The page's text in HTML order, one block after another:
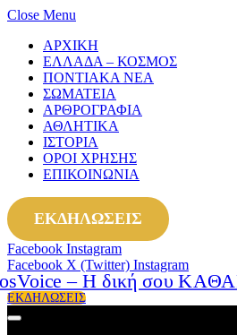
Close Menu
ΑΡΧΙΚΗ
ΕΛΛΑΔΑ – ΚΟΣΜΟΣ
ΠΟΝΤΙΑΚΑ ΝΕΑ
ΣΩΜΑΤΕΙΑ
ΑΡΘΡΟΓΡΑΦΙΑ
ΑΘΛΗΤΙΚΑ
ΙΣΤΟΡΙΑ
ΟΡΟΙ ΧΡΗΣΗΣ
ΕΠΙΚΟΙΝΩΝΙΑ
ΕΚΔΗΛΩΣΕΙΣ
Facebook Instagram
Facebook X (Twitter) Instagram
ΕΚΔΗΛΩΣΕΙΣ